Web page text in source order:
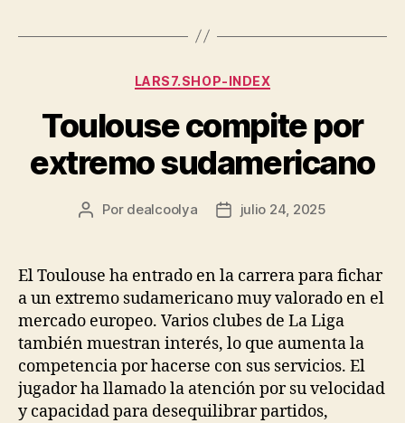
Categorías
LARS7.SHOP-INDEX
Toulouse compite por
extremo sudamericano
Autor
entrada
Por dealcoolya
Fecha
entrada
julio 24, 2025
El Toulouse ha entrado en la carrera para fichar
a un extremo sudamericano muy valorado en el
mercado europeo. Varios clubes de La Liga
también muestran interés, lo que aumenta la
competencia por hacerse con sus servicios. El
jugador ha llamado la atención por su velocidad
y capacidad para desequilibrar partidos,